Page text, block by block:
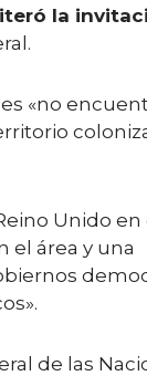
la
«no
Unido en
el área y una
de las